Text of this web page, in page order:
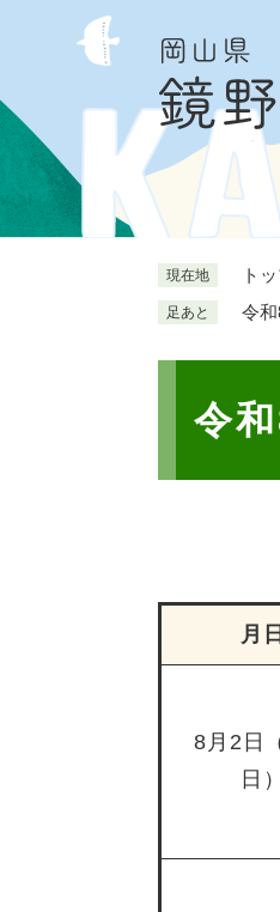
の
で
。
ー
ば
て
現在地 ト
足あと 令
令
月日
8月2日
日）